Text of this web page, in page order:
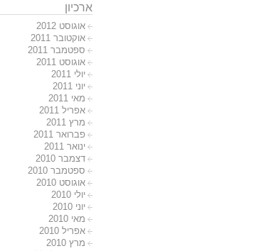
ארכיון
אוגוסט 2012
אוקטובר 2011
ספטמבר 2011
אוגוסט 2011
יולי 2011
יוני 2011
מאי 2011
אפריל 2011
מרץ 2011
פברואר 2011
ינואר 2011
דצמבר 2010
ספטמבר 2010
אוגוסט 2010
יולי 2010
יוני 2010
מאי 2010
אפריל 2010
מרץ 2010